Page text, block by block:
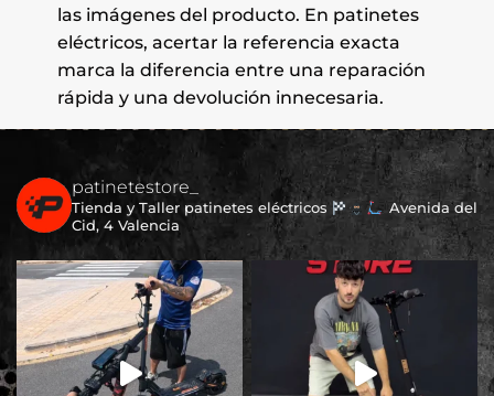
las imágenes del producto. En patinetes
eléctricos, acertar la referencia exacta
marca la diferencia entre una reparación
rápida y una devolución innecesaria.
patinetestore_
Tienda y Taller patinetes eléctricos
Avenida del
Cid, 4 Valencia